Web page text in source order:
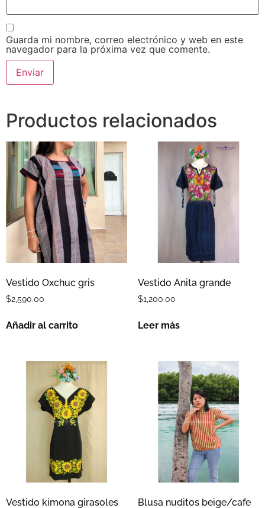
Guarda mi nombre, correo electrónico y web en este
navegador para la próxima vez que comente.
Productos relacionados
Vestido Oxchuc gris
$2,590.00
Añadir al carrito
Vestido Anita grande
$1,200.00
Leer más
Vestido kimona girasoles Blusa nuditos beige/cafe